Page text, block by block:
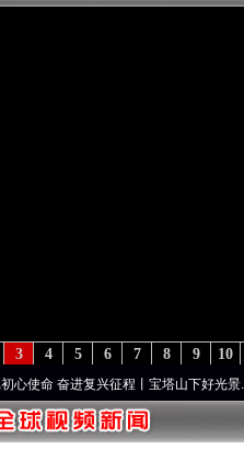
10
9
8
7
6
5
4
3
奋进复兴征程丨宝塔山下好光景..·[视频]